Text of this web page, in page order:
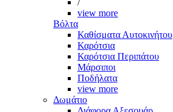
/
view more
Βόλτα
Καθίσματα Αυτοκινήτου
Καρότσια
Καρότσια Περιπάτου
Μάρσιποι
Ποδήλατα
view more
Δωμάτιο